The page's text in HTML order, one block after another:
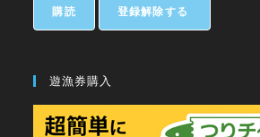
遊漁券購入